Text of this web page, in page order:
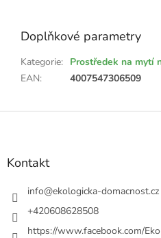
Doplňkové parametry
Kategorie: Prostředek na mytí
EAN: 4007547306509
Z
Kontakt
info@ekologicka-domacnost.cz
+420608628508
https://www.facebook.com/